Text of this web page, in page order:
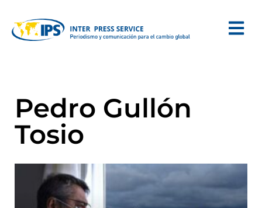
Pedro Gullón
Tosio